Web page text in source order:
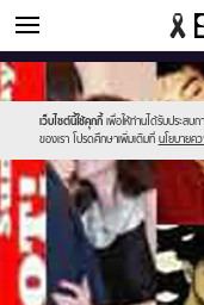
ข่าวบันเทิง
เว็บไซต์นี้ใช้คุกกี้ เพื่อให้ท่านได้รับประสบ
ของเรา โปรดศึกษาเพิ่มเติมที่ นโยบายค
Sanook
//s.isanook.com/sr/0/
new-
sanook.png
600
60
//s.isanook.com/ns/0/ud/